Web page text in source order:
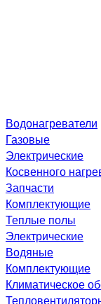
Водонагреватели
Газовые
Электрические
Косвенного
Запчасти
Комплектующие
Теплые полы
Электрические
Водяные
Комплектующие
Климатическое